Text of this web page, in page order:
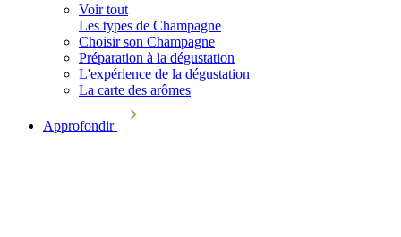
Voir tout
Les types de Champagne
Choisir son Champagne
Préparation à la dégustation
L'expérience de la dégustation
La carte des arômes
Approfondir